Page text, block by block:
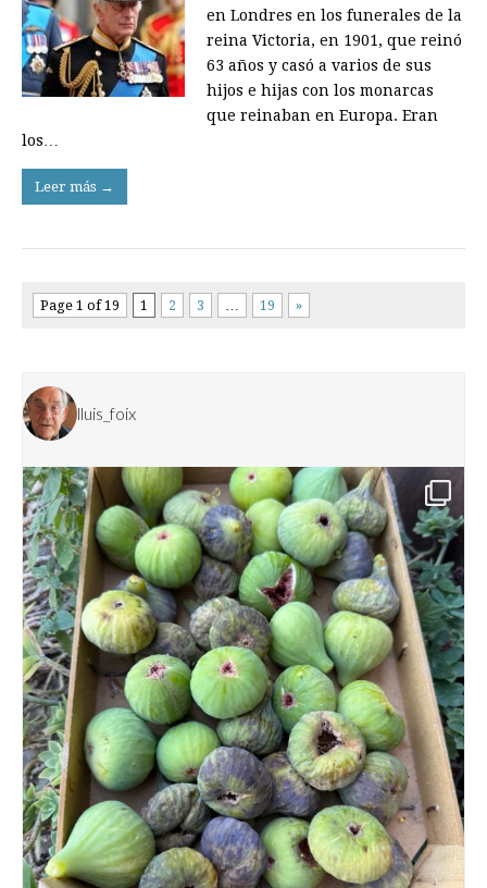
en Londres en los funerales de la
reina Victoria, en 1901, que reinó
63 años y casó a varios de sus
hijos e hijas con los monarcas
que reinaban en Europa. Eran
los…
Leer más →
Page 1 of 19 1 2 3 19 »
lluis_foix